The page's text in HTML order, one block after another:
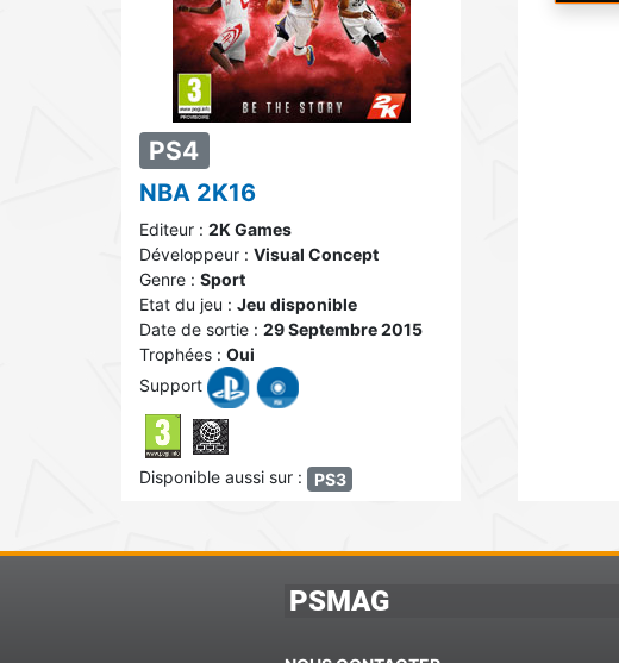
PS4
NBA 2K16
Editeur : 2K Games
Développeur : Visual Concept
Genre : Sport
Etat du jeu : Jeu disponible
Date de sortie : 29 Septembre 2015
Trophées : Oui
Support
Disponible aussi sur : PS3
PSMAG